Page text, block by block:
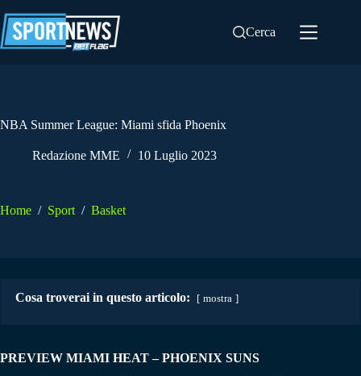
al
contenuto
Cerca
NBA Summer League: Miami sfida Phoenix
Redazione MME 10 Luglio 2023
Home / Sport / Basket
Cosa troverai in questo articolo: mostra
PREVIEW MIAMI HEAT – PHOENIX SUNS